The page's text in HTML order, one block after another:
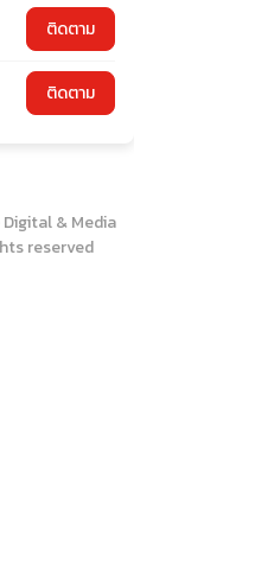
ติดตาม
ติดตาม
& Media
reserved